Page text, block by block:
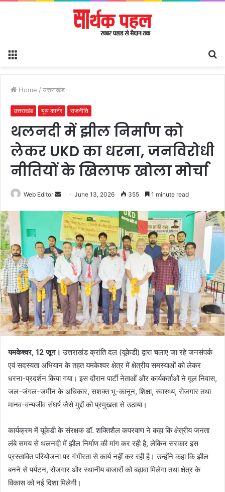
Home / उत्तराखंड
उत्तराखंड यूथ कार्नर राजनीति
थलनदी में झील निर्माण को
लेकर UKD का धरना, जनविरोधी
नीतियों के खिलाफ खोला मोर्चा
Web Editor
Send
email
June 13, 2026 355 1 minute read
यमकेश्वर, 12 जून। उत्तराखंड क्रांति दल (यूकेडी) द्वारा चलाए जा रहे जनसंपर्क
एवं सदस्यता अभियान के तहत यमकेश्वर क्षेत्र में क्षेत्रीय समस्याओं को लेकर
धरना-प्रदर्शन किया गया। इस दौरान पार्टी नेताओं और कार्यकर्ताओं ने मूल निवास,
जल-जंगल-जमीन के अधिकार, सशक्त भू-कानून, शिक्षा, स्वास्थ्य, रोजगार तथा
मानव-वन्यजीव संघर्ष जैसे मुद्दों को प्रमुखता से उठाया।
कार्यक्रम में यूकेडी के संरक्षक डॉ. शक्तिशैल कपरवाण ने कहा कि क्षेत्रीय जनता
लंबे समय से थलनदी में झील निर्माण की मांग कर रही है, लेकिन सरकार इस
प्रस्तावित परियोजना पर गंभीरता से कार्य नहीं कर रही है। उन्होंने कहा कि झील
बनने से पर्यटन, रोजगार और स्थानीय बाजारों को बढ़ावा मिलेगा तथा क्षेत्र के
विकास को नई दिशा मिलेगी।